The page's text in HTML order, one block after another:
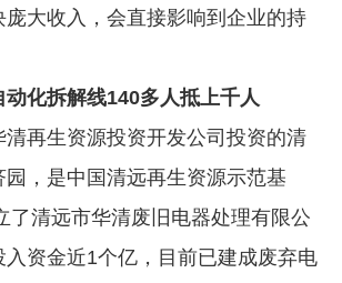
庞大收入，会直接影响到企业的持
动化拆解线140多人抵上千人
生资源投资开发公司投资的清
，是中国清远再生资源示范基
了清远市华清废旧电器处理有限公
资金近1个亿，目前已建成废弃电